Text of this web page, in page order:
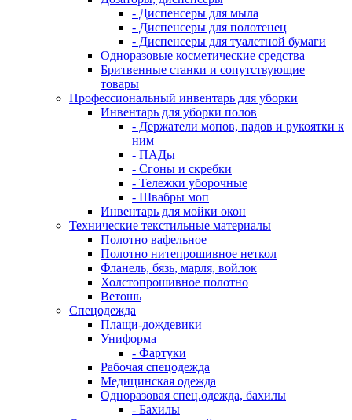
- Диспенсеры для мыла
- Диспенсеры для полотенец
- Диспенсеры для туалетной бумаги
Одноразовые косметические средства
Бритвенные станки и сопутствующие
товары
Профессиональный инвентарь для уборки
Инвентарь для уборки полов
- Держатели мопов, падов и рукоятки к
ним
- ПАДы
- Сгоны и скребки
- Тележки уборочные
- Швабры моп
Инвентарь для мойки окон
Технические текстильные материалы
Полотно вафельное
Полотно нитепрошивное неткол
Фланель, бязь, марля, войлок
Холстопрошивное полотно
Ветошь
Спецодежда
Плащи-дождевики
Униформа
- Фартуки
Рабочая спецодежда
Медицинская одежда
Одноразовая спец.одежда, бахилы
- Бахилы